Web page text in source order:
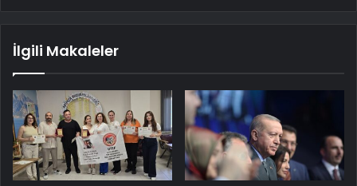
İlgili Makaleler